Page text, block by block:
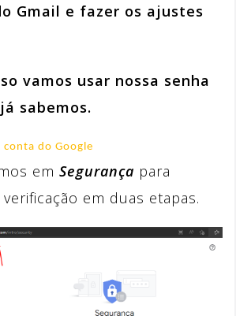
Gmail e fazer os ajustes
vamos usar nossa senha
sabemos.
conta do Google
em Segurança para
em duas etapas.